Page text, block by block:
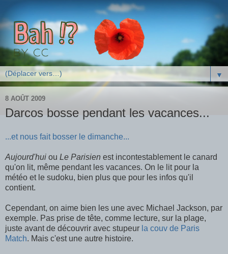
▼
8 AOÛT 2009
Darcos bosse pendant les vacances...
...et nous fait bosser le dimanche...
Aujourd'hui ou Le Parisien est incontestablement le canard
qu'on lit, même pendant les vacances. On le lit pour la
météo et le sudoku, bien plus que pour les infos qu'il
contient.
Cependant, on aime bien les une avec Michael Jackson, par
exemple. Pas prise de tête, comme lecture, sur la plage,
juste avant de découvrir avec stupeur la couv de Paris
Match. Mais c'est une autre histoire.